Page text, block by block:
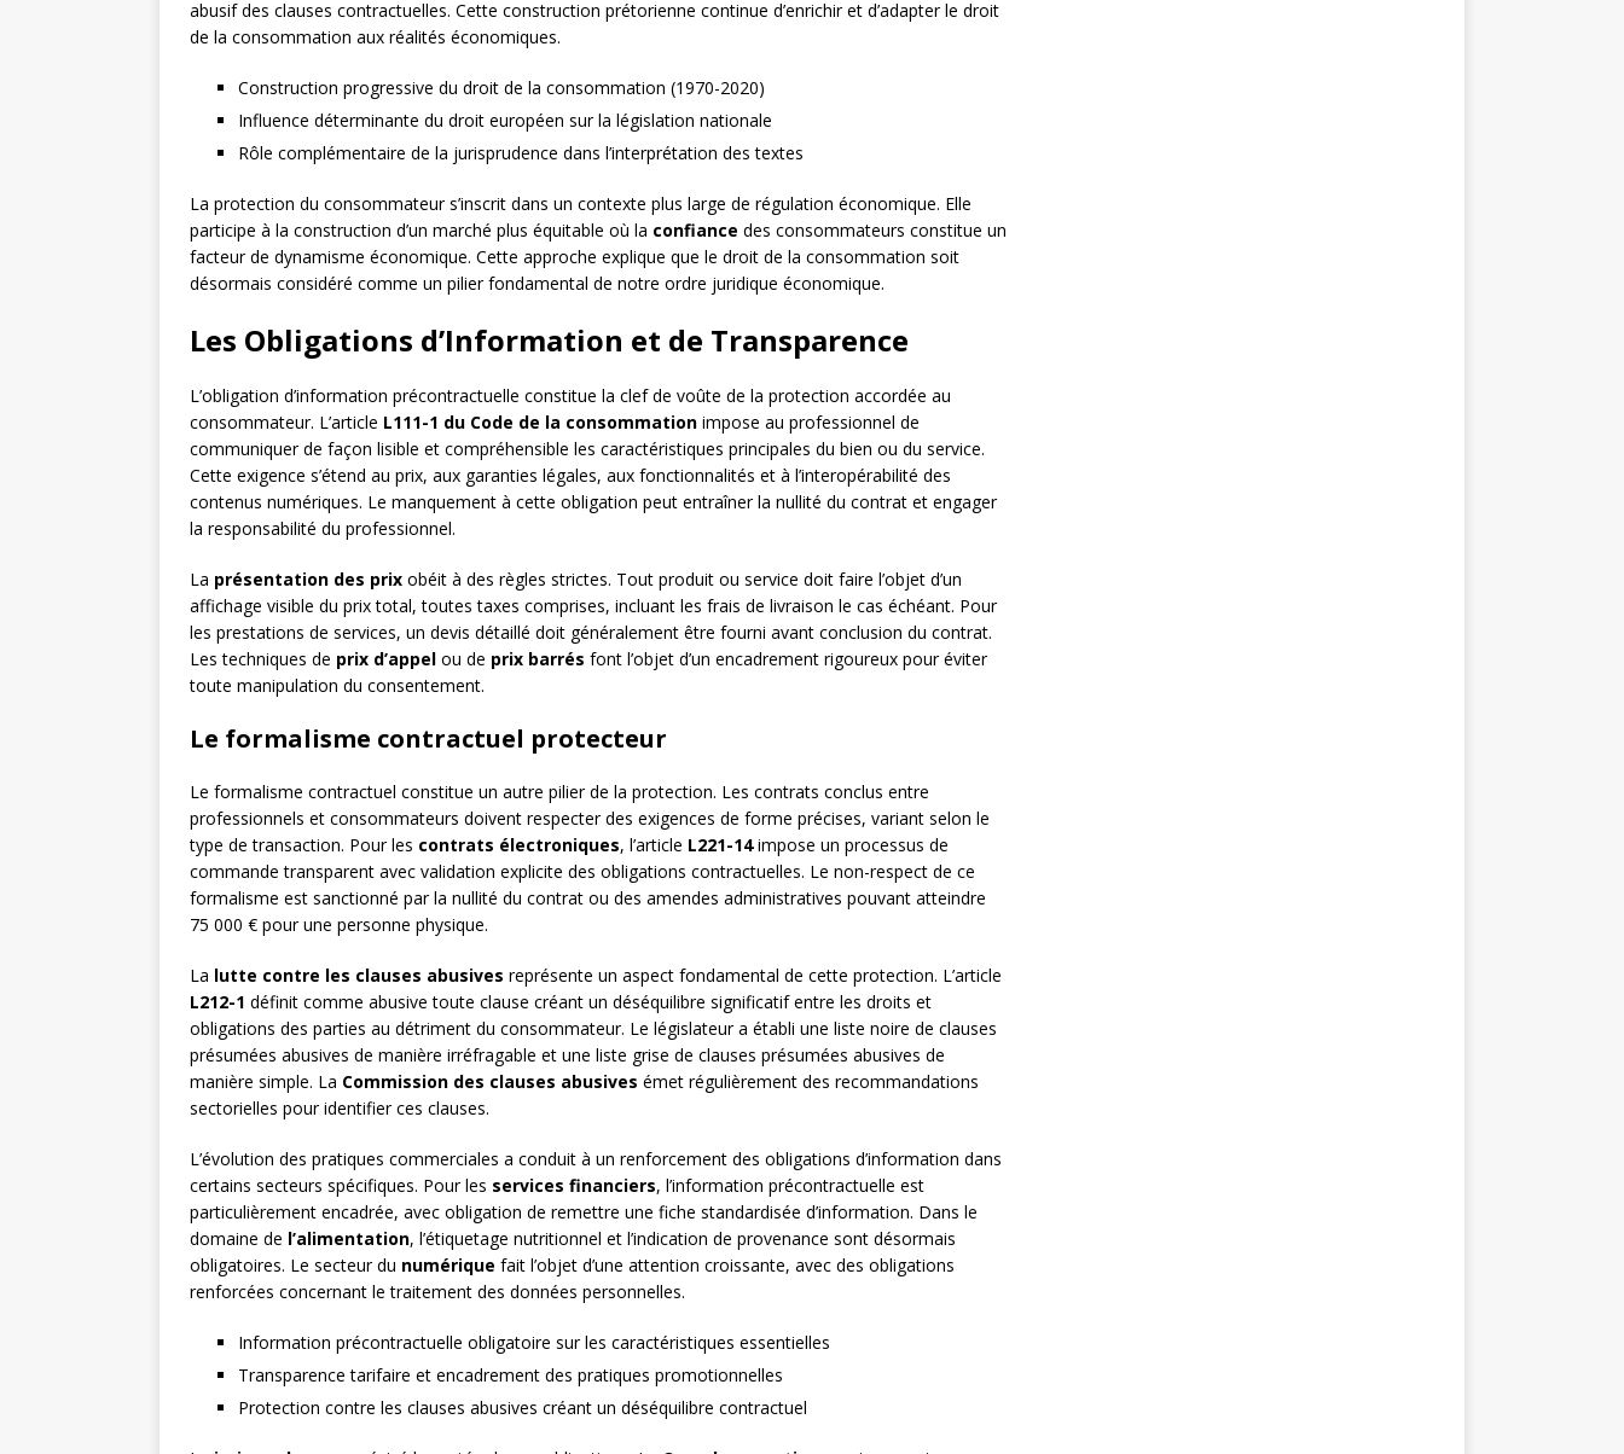
abusif des clauses contractuelles. Cette construction prétorienne continue d’enrichir et d’adapter le droit
de la consommation aux réalités économiques.
Construction progressive du droit de la consommation (1970-2020)
Influence déterminante du droit européen sur la législation nationale
Rôle complémentaire de la jurisprudence dans l’interprétation des textes
La protection du consommateur s’inscrit dans un contexte plus large de régulation économique. Elle
participe à la construction d’un marché plus équitable où la confiance des consommateurs constitue un
facteur de dynamisme économique. Cette approche explique que le droit de la consommation soit
désormais considéré comme un pilier fondamental de notre ordre juridique économique.
Les Obligations d’Information et de Transparence
L’obligation d’information précontractuelle constitue la clef de voûte de la protection accordée au
consommateur. L’article L111-1 du Code de la consommation impose au professionnel de
communiquer de façon lisible et compréhensible les caractéristiques principales du bien ou du service.
Cette exigence s’étend au prix, aux garanties légales, aux fonctionnalités et à l’interopérabilité des
contenus numériques. Le manquement à cette obligation peut entraîner la nullité du contrat et engager
la responsabilité du professionnel.
La présentation des prix obéit à des règles strictes. Tout produit ou service doit faire l’objet d’un
affichage visible du prix total, toutes taxes comprises, incluant les frais de livraison le cas échéant. Pour
les prestations de services, un devis détaillé doit généralement être fourni avant conclusion du contrat.
Les techniques de prix d’appel ou de prix barrés font l’objet d’un encadrement rigoureux pour éviter
toute manipulation du consentement.
Le formalisme contractuel protecteur
Le formalisme contractuel constitue un autre pilier de la protection. Les contrats conclus entre
professionnels et consommateurs doivent respecter des exigences de forme précises, variant selon le
type de transaction. Pour les contrats électroniques, l’article L221-14impose un processus de
commande transparent avec validation explicite des obligations contractuelles. Le non-respect de ce
formalisme est sanctionné par la nullité du contrat ou des amendes administratives pouvant atteindre
75 000 € pour une personne physique.
La lutte contre les clauses abusives représente un aspect fondamental de cette protection. L’article
L212-1 définit comme abusive toute clause créant un déséquilibre significatif entre les droits et
obligations des parties au détriment du consommateur. Le législateur a établi une liste noire de clauses
présumées abusives de manière irréfragable et une liste grise de clauses présumées abusives de
manière simple. La Commission des clauses abusives émet régulièrement des recommandations
sectorielles pour identifier ces clauses.
L’évolution des pratiques commerciales a conduit à un renforcement des obligations d’information dans
certains secteurs spécifiques. Pour les services financiers, l’information précontractuelle est
particulièrement encadrée, avec obligation de remettre une fiche standardisée d’information. Dans le
domaine de l’alimentation, l’étiquetage nutritionnel et l’indication de provenance sont désormais
obligatoires. Le secteur du numérique fait l’objet d’une attention croissante, avec des obligations
renforcées concernant le traitement des données personnelles.
Information précontractuelle obligatoire sur les caractéristiques essentielles
Transparence tarifaire et encadrement des pratiques promotionnelles
Protection contre les clauses abusives créant un déséquilibre contractuel